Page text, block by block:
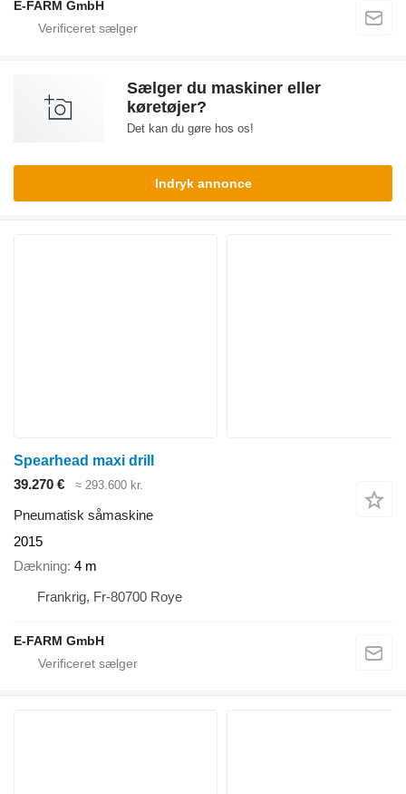
E-FARM GmbH
Sælger du maskiner eller
køretøjer?
Det kan du gøre hos os!
Indryk annonce
Spearhead maxi drill
39.270 €
≈ 293.600 kr.
Pneumatisk såmaskine
2015
Dækning 4 m
Frankrig, Fr-80700 Roye
E-FARM GmbH